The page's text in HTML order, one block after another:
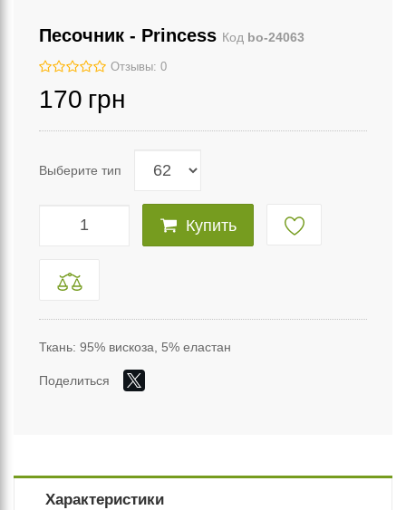
Песочник - Princess Код bo-24063
Отзывы: 0
170 грн
Выберите тип
Купить
Ткань: 95% вискоза, 5% еластан
Поделиться
Характеристики